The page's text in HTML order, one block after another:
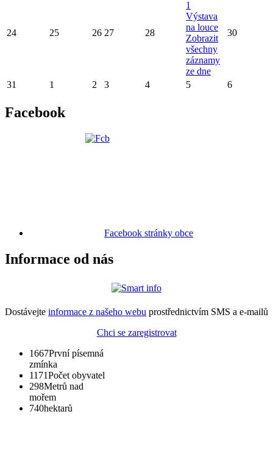
24 25 26 27 28
1
Výstava
na louce
Zobrazit
všechny
záznamy
ze dne
30
31 1 2 3 4 5 6
Facebook
Facebook stránky obce
Informace od nás
Dostávejte informace z našeho webu prostřednictvím SMS a e-mailů
Chci se zaregistrovat
1667První písemná
zmínka
1171Počet obyvatel
298Metrů nad
mořem
740hektarů